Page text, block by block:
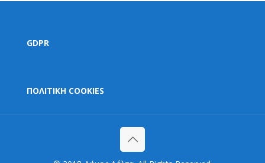
GDPR
ΠΟΛΙΤΙΚΗ COOKIES